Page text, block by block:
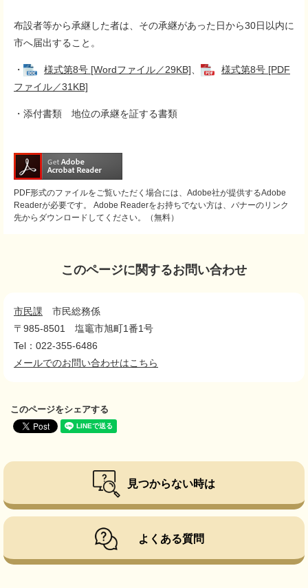
布設者等から承継した者は、その承継があった日から30日以内に
市へ届出すること。
・ 様式第8号 [Wordファイル／29KB]
様式第8号 [PDF
ファイル／31KB]
・添付書類 地位の承継を証する書類
PDF形式のファイルをご覧いただく場合には、Adobe社が提供するAdobe
Readerが必要です。
Adobe Readerをお持ちでない方は、バナーのリンク
先からダウンロードしてください。（無料）
このページに関するお問い合わせ
市民課
市民総務係
〒985-8501
塩竈市旭町1番1号
Tel：022-355-6486
メールでのお問い合わせはこちら
このページをシェアする
見つからない時は
よくある質問